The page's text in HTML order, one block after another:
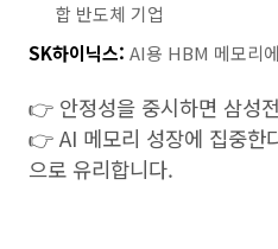
합 반도체 기업
SK하이닉스: AI용 HBM 메모리
👉 안정성을 중시하면 삼성
👉 AI 메모리 성장에 집중한
으로 유리합니다.